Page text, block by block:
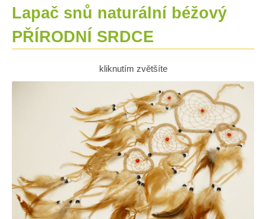
Lapač snů naturální béžový
PŘÍRODNÍ SRDCE
kliknutím zvětšíte